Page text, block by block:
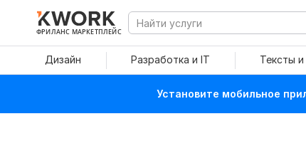
ФРИЛАНС МАРКЕТПЛЕЙС
Дизайн Разработка и IT Тексты
Установите мобильное